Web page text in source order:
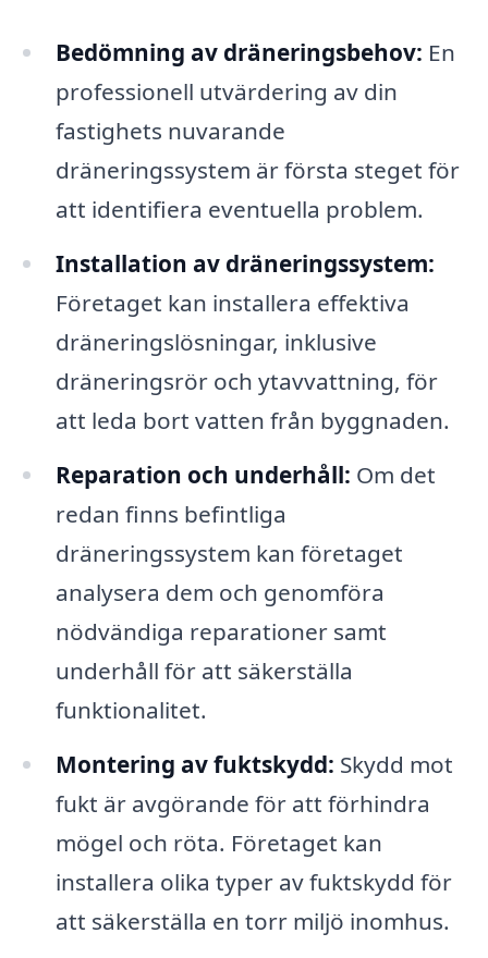
Bedömning av dräneringsbehov: En
professionell utvärdering av din
fastighets nuvarande
dräneringssystem är första steget för
att identifiera eventuella problem.
Installation av dräneringssystem:
Företaget kan installera effektiva
dräneringslösningar, inklusive
dräneringsrör och ytavvattning, för
att leda bort vatten från byggnaden.
Reparation och underhåll: Om det
redan finns befintliga
dräneringssystem kan företaget
analysera dem och genomföra
nödvändiga reparationer samt
underhåll för att säkerställa
funktionalitet.
Montering av fuktskydd: Skydd mot
fukt är avgörande för att förhindra
mögel och röta. Företaget kan
installera olika typer av fuktskydd för
att säkerställa en torr miljö inomhus.